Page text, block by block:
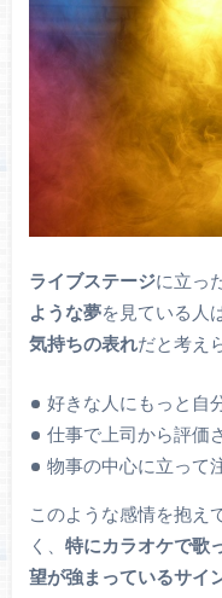
ライブステージに立っ
ような夢を見ている人
気持ちの表れだと考え
好きな人にもっと自
仕事で上司から評価
物事の中心に立って
このような感情を抱え
く、 特にカラオケで歌
望が強まっているサイ